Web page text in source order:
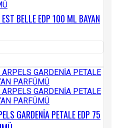
BELLE EDP 100 ML BAYAN
GARDENİA PETALE EDP 75